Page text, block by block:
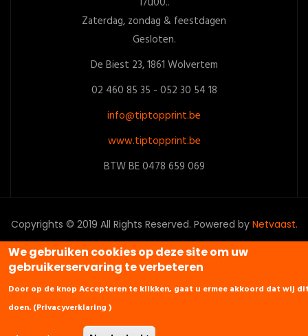
Zaterdag, zondag & feestdagen
Gesloten.
De Biest 23, 1861 Wolvertem
02 460 85 35 - 052 30 54 18
info@tiptopprint.be
www.tiptopprint.be
BTW BE 0478 659 069
Copyrights © 2019 All Rights Reserved. Powered by Netvaast.
We gebruiken cookies op deze site om uw
gebruikerservaring te verbeteren
Door op de knop Accepteren te klikken, gaat u ermee akkoord dat wij
doen. (Privacyverklaring )